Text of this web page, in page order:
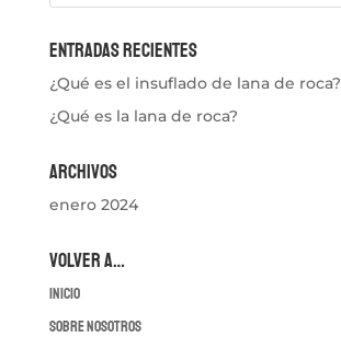
Entradas recientes
¿Qué es el insuflado de lana de roca?
¿Qué es la lana de roca?
Archivos
enero 2024
VOLVER A…
INICIO
SOBRE NOSOTROS